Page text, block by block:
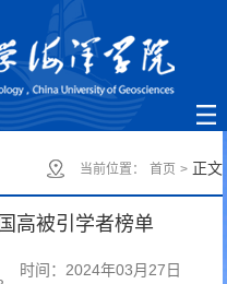
当前位置： 首页 >正文
高被引学者榜单
时间：2024年03月27日